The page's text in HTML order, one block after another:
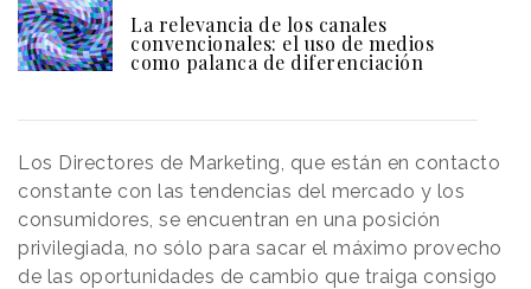
La relevancia de los canales
convencionales: el uso de medios
como palanca de diferenciación
Los Directores de Marketing, que están en contacto
constante con las tendencias del mercado y los
consumidores, se encuentran en una posición
privilegiada, no sólo para sacar el máximo provecho
de las oportunidades de cambio que traiga consigo